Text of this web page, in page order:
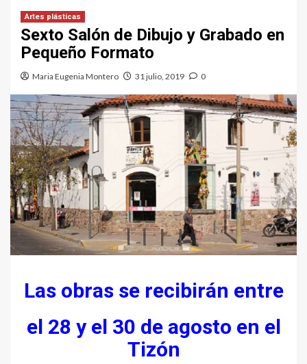
Artes plásticas
Sexto Salón de Dibujo y Grabado en
Pequeño Formato
Maria Eugenia Montero 31 julio, 2019 0
Las obras se recibirán entre
el 28 y el 30 de agosto en el
Tizón